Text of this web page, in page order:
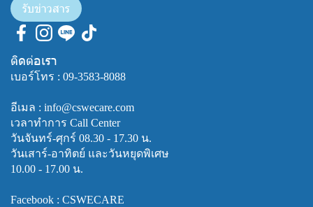
รับข่าวสาร
ติดต่อเรา
เบอร์โทร : 09-3583-8088
อีเมล : info@cswecare.com
เวลาทำการ Call Center
วันจันทร์-ศุกร์ 08.30 - 17.30 น.
วันเสาร์-อาทิตย์ และวันหยุดพิเศษ
10.00 - 17.00 น.
Facebook : CSWECARE